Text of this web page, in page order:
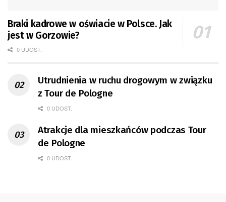
Braki kadrowe w oświacie w Polsce. Jak
jest w Gorzowie?
0 UDOST.
Utrudnienia w ruchu drogowym w związku
z Tour de Pologne
0 UDOST.
Atrakcje dla mieszkańców podczas Tour
de Pologne
0 UDOST.